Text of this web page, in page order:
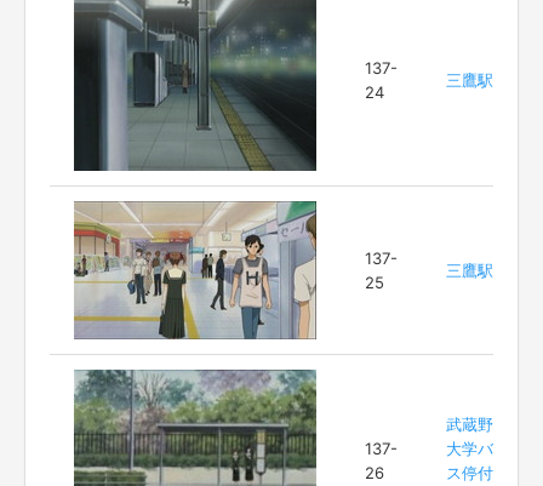
137-
24
三鷹駅
137-
25
三鷹駅
137-
26
武蔵野
大学バ
ス停付